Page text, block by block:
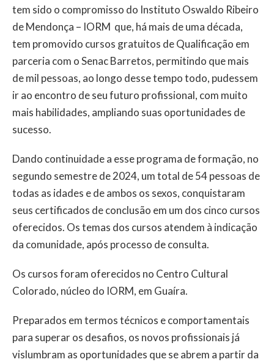
tem sido o compromisso do Instituto Oswaldo Ribeiro
de Mendonça – IORM que, há mais de uma década,
tem promovido cursos gratuitos de Qualificação em
parceria com o Senac Barretos, permitindo que mais
de mil pessoas, ao longo desse tempo todo, pudessem
ir ao encontro de seu futuro profissional, com muito
mais habilidades, ampliando suas oportunidades de
sucesso.
Dando continuidade a esse programa de formação, no
segundo semestre de 2024, um total de 54 pessoas de
todas as idades e de ambos os sexos, conquistaram
seus certificados de conclusão em um dos cinco cursos
oferecidos. Os temas dos cursos atendem à indicação
da comunidade, após processo de consulta.
Os cursos foram oferecidos no Centro Cultural
Colorado, núcleo do IORM, em Guaíra.
Preparados em termos técnicos e comportamentais
para superar os desafios, os novos profissionais já
vislumbram as oportunidades que se abrem a partir da